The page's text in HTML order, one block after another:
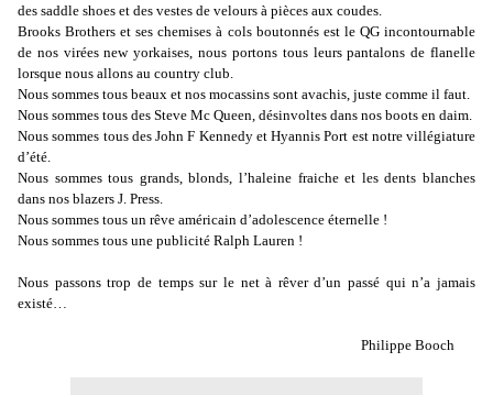
des saddle shoes et des vestes de velours à pièces aux coudes.
Brooks Brothers et ses chemises à cols boutonnés est le QG incontournable
de nos virées new yorkaises, nous portons tous leurs pantalons de flanelle
lorsque nous allons au country club.
Nous sommes tous beaux et nos mocassins sont avachis, juste comme il faut.
Nous sommes tous des Steve Mc Queen, désinvoltes dans nos boots en daim.
Nous sommes tous des John F Kennedy et Hyannis Port est notre villégiature
d’été.
Nous sommes tous grands, blonds, l’haleine fraiche et les dents blanches
dans nos blazers J. Press.
Nous sommes tous un rêve américain d’adolescence éternelle !
Nous sommes tous une publicité Ralph Lauren !
Nous passons trop de temps sur le net à rêver d’un passé qui n’a jamais
existé…
Philippe Booch